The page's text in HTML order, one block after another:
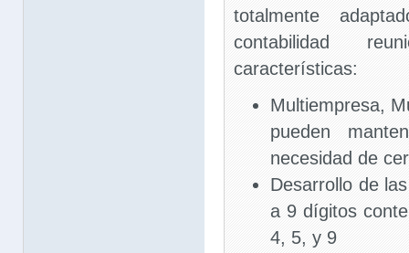
totalmente
contabilidad
características:
Multiempresa,
pueden
necesidad de
Desarrollo de
a 9 dígitos
4, 5, y 9